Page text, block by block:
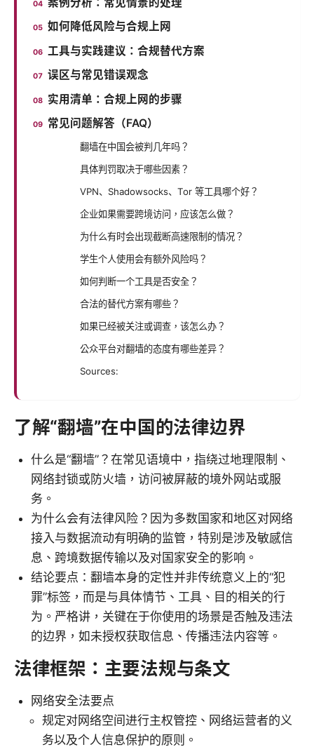
如何降低风险与合规上网
工具与实践建议：合规替代方案
误区与常见错误观念
实用清单：合规上网的步骤
常见问题解答（FAQ）
翻墙在中国会被判几年吗？
具体判罚取决于哪些因素？
VPN、Shadowsocks、Tor 等工具哪个好？
企业如果需要跨境访问，应该怎么做？
为什么有时会出现截断高速限制的情况？
学生个人使用会有额外风险吗？
如何判断一个工具是否安全？
合法的替代方案有哪些？
如果已经被关注或调查，该怎么办？
公众平台对翻墙的态度有哪些差异？
Sources:
了解“翻墙”在中国的法律边界
什么是“翻墙”？在常见语境中，指绕过地理限制、
网络封锁或防火墙，访问被屏蔽的境外网站或服
务。
为什么会有法律风险？因为多数国家和地区对网络
接入与数据流动有明确的监管，特别是涉及敏感信
息、跨境数据传输以及对国家安全的影响。
结论要点：翻墙本身的定性并非传统意义上的“犯
罪”标签，而是与具体情节、工具、目的相关的行
为。严格讲，关键在于你使用的场景是否触及违法
的边界，如未授权获取信息、传播违法内容等。
法律框架：主要法规与条文
网络安全法要点
规定对网络空间进行主权管控、网络运营者的义
务以及个人信息保护的原则。